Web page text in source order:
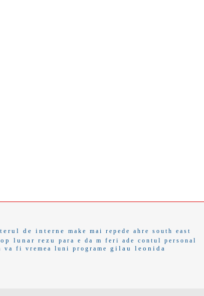
de interne make mai repede ahre
south east
lunar rezu para e da m feri ade contul personal
va fi vremea luni programe gilau leonida